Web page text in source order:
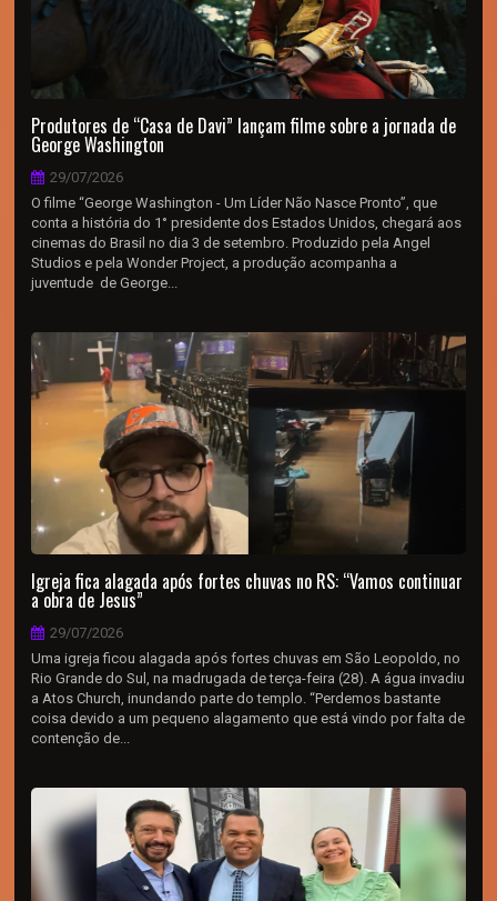
Produtores de “Casa de Davi” lançam filme sobre a jornada de
George Washington
29/07/2026
O filme “George Washington - Um Líder Não Nasce Pronto”, que
conta a história do 1° presidente dos Estados Unidos, chegará aos
cinemas do Brasil no dia 3 de setembro. Produzido pela Angel
Studios e pela Wonder Project, a produção acompanha a
juventude de George...
Igreja fica alagada após fortes chuvas no RS: “Vamos continuar
a obra de Jesus”
29/07/2026
Uma igreja ficou alagada após fortes chuvas em São Leopoldo, no
Rio Grande do Sul, na madrugada de terça-feira (28). A água invadiu
a Atos Church, inundando parte do templo. “Perdemos bastante
coisa devido a um pequeno alagamento que está vindo por falta de
contenção de...